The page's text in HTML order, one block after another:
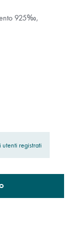
925‰,
registrati